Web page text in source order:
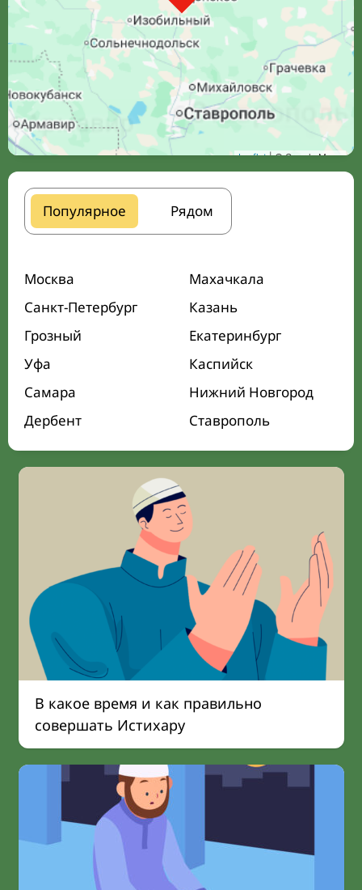
Leaflet| © Google Maps
Популярное Рядом
Москва
Махачкала
Санкт-Петербург
Казань
Грозный
Екатеринбург
Уфа
Каспийск
Самара
Нижний Новгород
Дербент
Ставрополь
В какое время и как правильно
совершать Истихару